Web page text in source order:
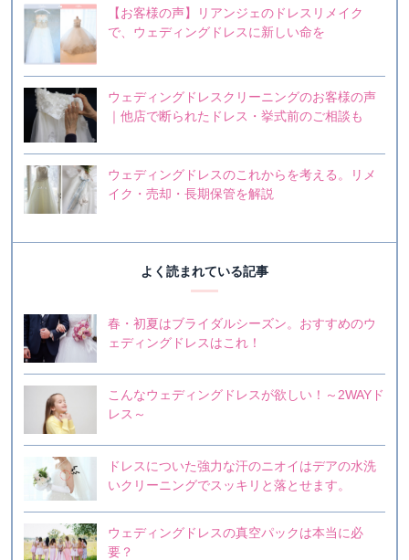
【お客様の声】リアンジェのドレスリメイク
で、ウェディングドレスに新しい命を
ウェディングドレスクリーニングのお客様の声
｜他店で断られたドレス・挙式前のご相談も
ウェディングドレスのこれからを考える。リメ
イク・売却・長期保管を解説
よく読まれている記事
春・初夏はブライダルシーズン。おすすめのウ
ェディングドレスはこれ！
こんなウェディングドレスが欲しい！～2WAYド
レス～
ドレスについた強力な汗のニオイはデアの水洗
いクリーニングでスッキリと落とせます。
ウェディングドレスの真空パックは本当に必
要？